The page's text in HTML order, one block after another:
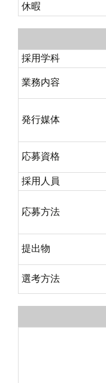
休暇
採用学科
業務内容
発行媒体
応募資格
採用人員
応募方法
提出物
選考方法